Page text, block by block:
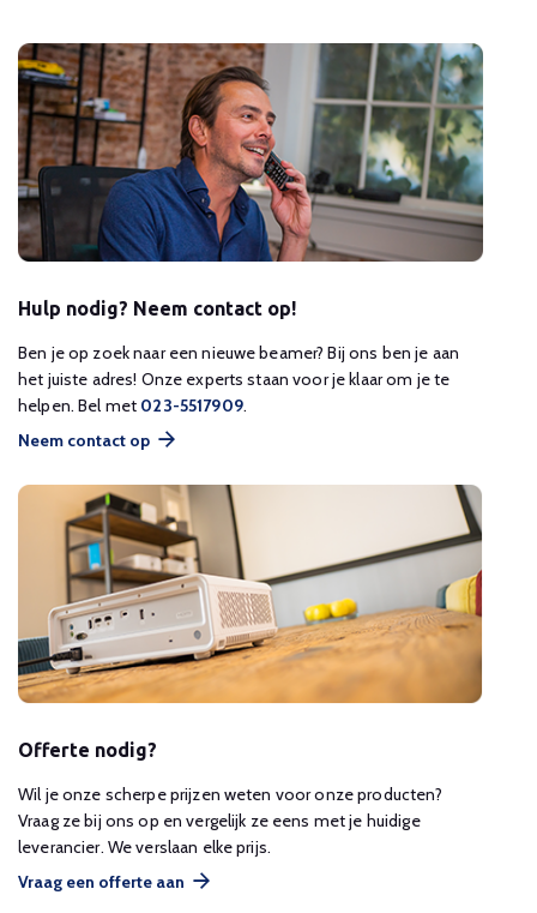
Hulp nodig? Neem contact op!
Ben je op zoek naar een nieuwe beamer? Bij ons ben je aan
het juiste adres! Onze experts staan voor je klaar om je te
helpen. Bel met 023-5517909.
Neem contact op
Offerte nodig?
Wil je onze scherpe prijzen weten voor onze producten?
Vraag ze bij ons op en vergelijk ze eens met je huidige
leverancier. We verslaan elke prijs.
Vraag een offerte aan